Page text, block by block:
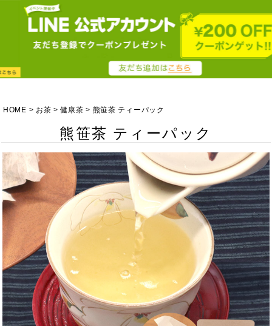
HOME お茶 健康茶 熊笹茶 ティーパック
熊笹茶 ティーパック